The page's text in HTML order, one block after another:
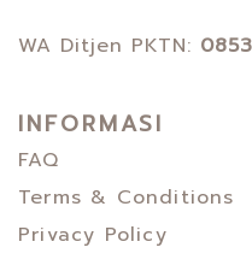
WA Ditjen PKTN:
INFORMASI
FAQ
Terms & Conditions
Privacy Policy